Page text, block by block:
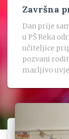
Završna
Dan prije
u PŠ Reka
učiteljice
pozvani
marljivo